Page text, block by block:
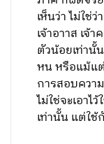
เห็นว่า ไม่ใช่
เจ้าอาาส เจ้
ตัวน้อยเท่านั้
หน หรือแม้แ
การสอบควา
ไม่ใช่จะเอา
เท่านั้น แต่ใ